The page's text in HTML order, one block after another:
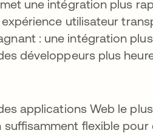
une intégration plus
utilisateur
: une intégration
développeurs plus
applications Web le
flexible pour